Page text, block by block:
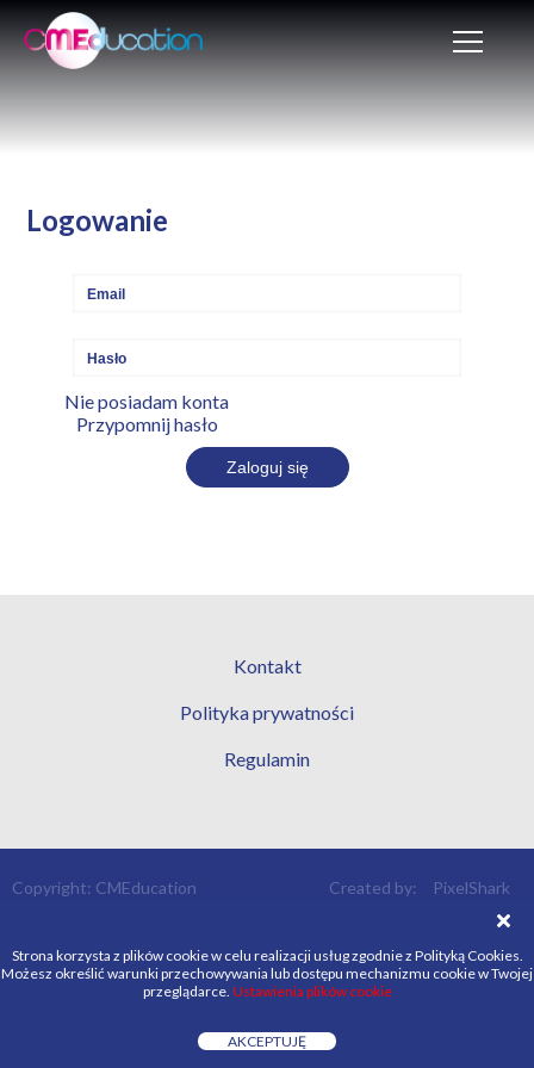
Logowanie
Nie posiadam konta
Przypomnij hasło
Zaloguj się
Strona korzysta z plików cookie w celu realizacji usług zgodnie z Polityką Cookies.
Możesz określić warunki przechowywania lub dostępu mechanizmu cookie w Twojej
przeglądarce. Ustawienia plików cookie
AKCEPTUJĘ
Kontakt
Polityka prywatności
Regulamin
Copyright: CMEducation Created by: PixelShark